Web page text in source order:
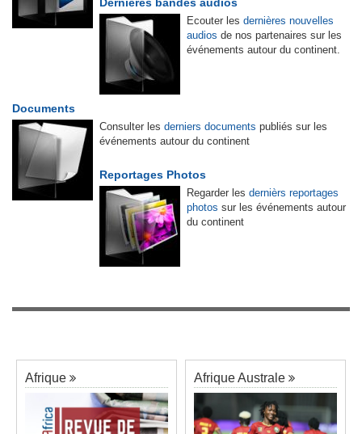
Ecouter les dernières nouvelles
audios de nos partenaires sur les
événements autour du continent.
Documents
Consulter les derniers documents publiés sur les
événements autour du continent
Reportages Photos
Regarder les dernièrs reportages
photos sur les événements autour
du continent
Afrique Afrique Australe